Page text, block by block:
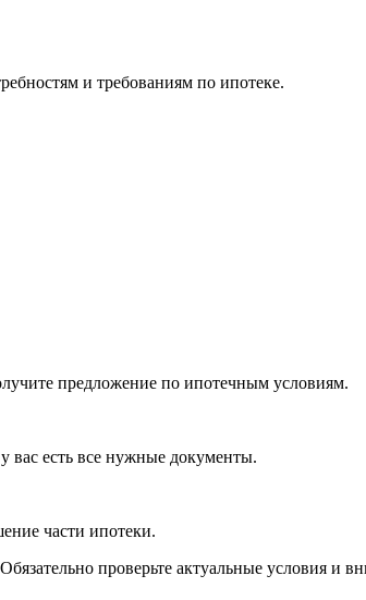
и требованиям по ипотеке.
предложение по ипотечным условиям.
вас есть все нужные документы.
части ипотеки.
проверьте актуальные условия и